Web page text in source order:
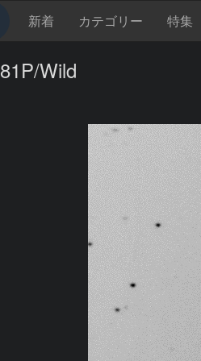
新着 カテゴリー 特集
81P/Wild